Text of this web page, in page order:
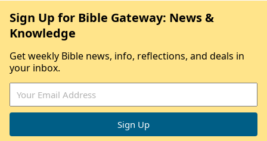
Sign Up for Bible Gateway: News &
Knowledge
Get weekly Bible news, info, reflections, and deals in
your inbox.